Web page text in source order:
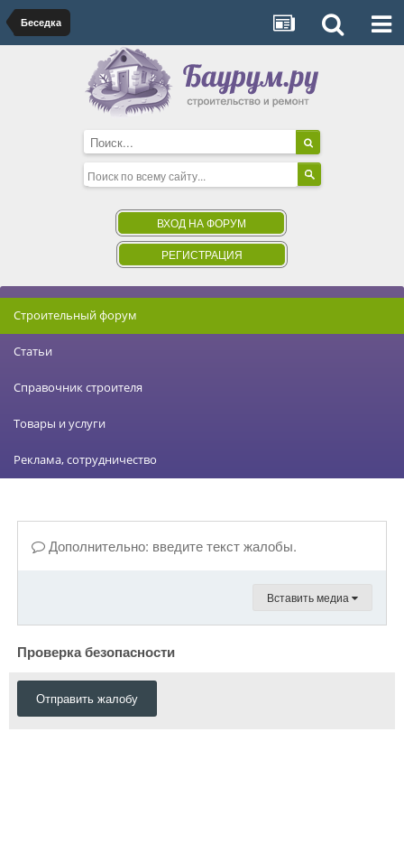
Беседка
ВХОД НА ФОРУМ
РЕГИСТРАЦИЯ
Строительный форум
Статьи
Справочник строителя
Товары и услуги
Реклама, сотрудничество
Дополнительно: введите текст жалобы.
Вставить медиа
Проверка безопасности
Отправить жалобу